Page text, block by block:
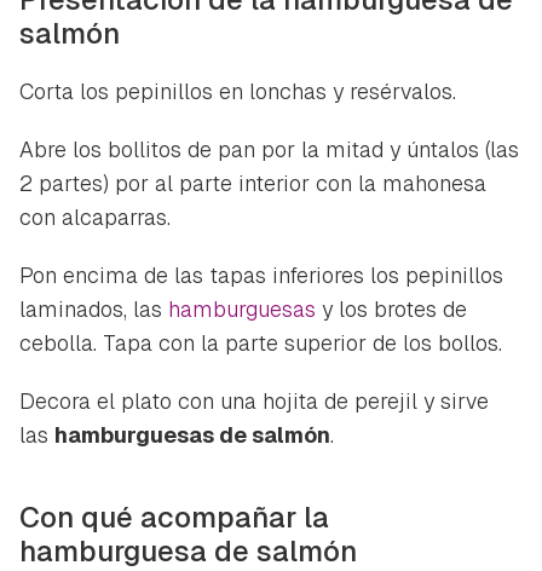
salmón
Corta los pepinillos en lonchas y resérvalos.
Abre los bollitos de pan por la mitad y úntalos (las
2 partes) por al parte interior con la mahonesa
con alcaparras.
Pon encima de las tapas inferiores los pepinillos
laminados, las hamburguesas y los brotes de
cebolla. Tapa con la parte superior de los bollos.
Decora el plato con una hojita de perejil y sirve
las hamburguesas de salmón.
Con qué acompañar la
hamburguesa de salmón